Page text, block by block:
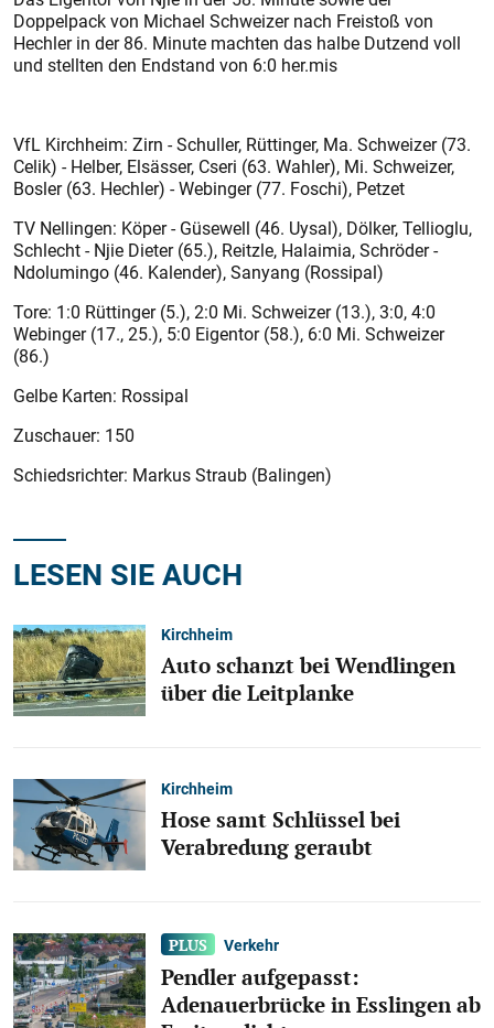
Doppelpack von Michael Schweizer nach Freistoß von
Hechler in der 86. Minute machten das halbe Dutzend voll
und stellten den Endstand von 6:0 her.mis
VfL Kirchheim: Zirn - Schuller, Rüttinger, Ma. Schweizer (73.
Celik) - Helber, Elsässer, Cseri (63. Wahler), Mi. Schweizer,
Bosler (63. Hechler) - Webinger (77. Foschi), Petzet
TV Nellingen: Köper - Güsewell (46. Uysal), Dölker, Tellioglu,
Schlecht - Njie Dieter (65.), Reitzle, Halaimia, Schröder -
Ndolumingo (46. Kalender), Sanyang (Rossipal)
Tore: 1:0 Rüttinger (5.), 2:0 Mi. Schweizer (13.), 3:0, 4:0
Webinger (17., 25.), 5:0 Eigentor (58.), 6:0 Mi. Schweizer
(86.)
Gelbe Karten: Rossipal
Zuschauer: 150
Schiedsrichter: Markus Straub (Balingen)
LESEN SIE AUCH
Kirchheim
Auto schanzt bei Wendlingen
über die Leitplanke
Kirchheim
Hose samt Schlüssel bei
Verabredung geraubt
Verkehr
Pendler aufgepasst:
Adenauerbrücke in Esslingen ab